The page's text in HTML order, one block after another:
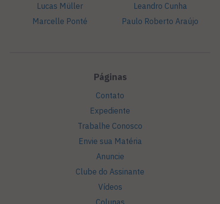
Lucas Müller
Marcelle Ponté
Leandro Cunha
Paulo Roberto Araújo
Páginas
Contato
Expediente
Trabalhe Conosco
Envie sua Matéria
Anuncie
Clube do Assinante
Vídeos
Colunas